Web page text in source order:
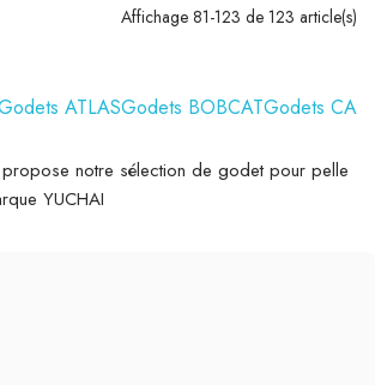
Affichage 81-123 de 123 article(s)
ATLASGodets BOBCATGodets
notre sélection de godet pour pelle
YUCHAI